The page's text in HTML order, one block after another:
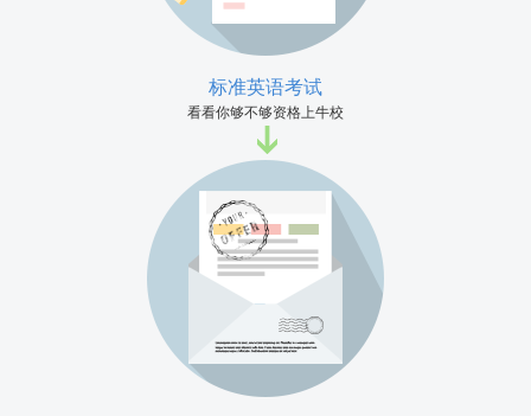
标准英语考试
看看你够不够资格上牛校